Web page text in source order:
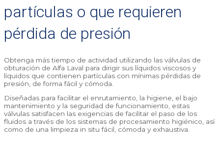
partículas o que requieren
pérdida de presión
Obtenga más tiempo de actividad utilizando las válvulas de
obturación de Alfa Laval para dirigir sus líquidos viscosos y
líquidos que contienen partículas con mínimas pérdidas de
presión, de forma fácil y cómoda.
Diseñadas para facilitar el enrutamiento, la higiene, el bajo
mantenimiento y la seguridad de funcionamiento, estas
válvulas satisfacen las exigencias de facilitar el paso de los
fluidos a través de los sistemas de procesamiento higiénico, así
como de una limpieza in situ fácil, cómoda y exhaustiva.